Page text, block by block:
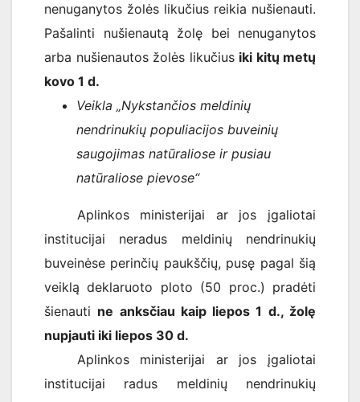
nenuganytos žolės likučius reikia nušienauti.
Pašalinti nušienautą žolę bei nenuganytos
arba nušienautos žolės likučius iki kitų metų
kovo 1 d.
Veikla „Nykstančios meldinių
nendrinukių populiacijos buveinių
saugojimas natūraliose ir pusiau
natūraliose pievose“
Aplinkos ministerijai ar jos įgaliotai
institucijai neradus meldinių nendrinukių
buveinėse perinčių paukščių, pusę pagal šią
veiklą deklaruoto ploto (50 proc.) pradėti
šienauti ne anksčiau kaip liepos 1 d., žolę
nupjauti iki liepos 30 d.
Aplinkos ministerijai ar jos įgaliotai
institucijai radus meldinių nendrinukių